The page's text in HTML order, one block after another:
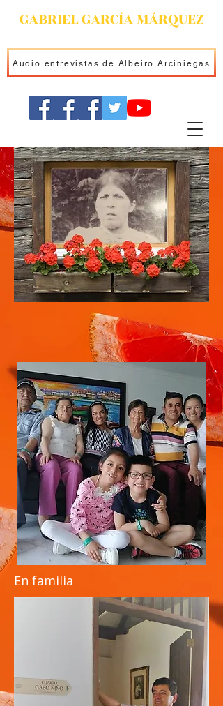
GABRIEL GARCÍA MÁRQUEZ
Audio entrevistas de Albeiro Arciniegas
Mercedes Burgos de Mejia,
abuela del periodista y escritor
Albeiro Arciniegas
En familia